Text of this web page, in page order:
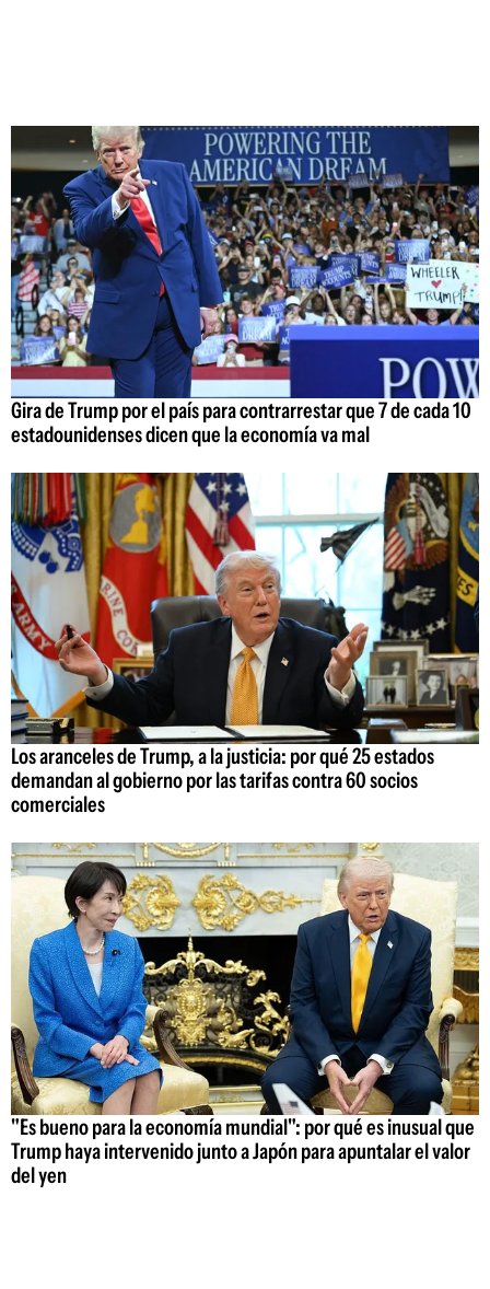
Gira de Trump por el país para contrarrestar que 7 de cada 10
estadounidenses dicen que la economía va mal
Los aranceles de Trump, a la justicia: por qué 25 estados
demandan al gobierno por las tarifas contra 60 socios
comerciales
"Es bueno para la economía mundial": por qué es inusual que
Trump haya intervenido junto a Japón para apuntalar el valor
del yen